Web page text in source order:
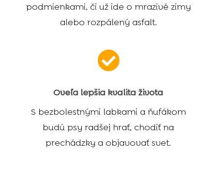
podmienkami, či už ide o mrazivé zimy
alebo rozpálený asfalt.

Oveľa lepšia kvalita života
S bezbolestnými labkami a ňufákom
budú psy radšej hrať, chodiť na
prechádzky a objavovať svet.